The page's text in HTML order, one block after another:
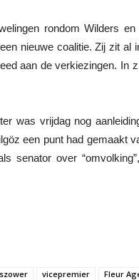
rondom Wilders
nieuwe coalitie. Zij zit al
aan de verkiezingen. In
was vrijdag nog
een punt had gemaakt
senator over
vicepremier Fleur